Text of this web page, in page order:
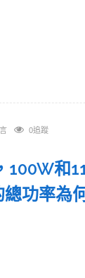
0追蹤
100W和
功率為